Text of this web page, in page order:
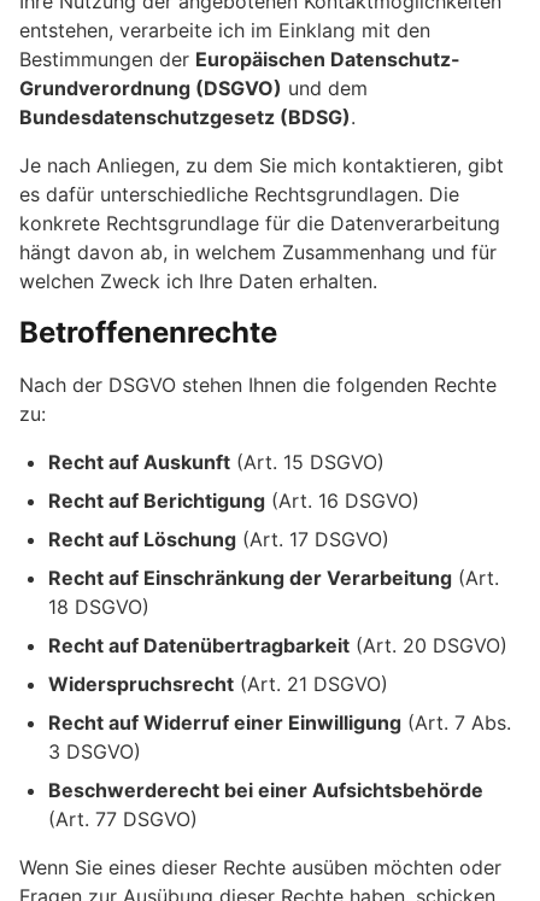
entstehen, verarbeite ich im Einklang mit den
Bestimmungen der Europäischen Datenschutz-
Grundverordnung (DSGVO) und dem
Bundesdatenschutzgesetz (BDSG).
Je nach Anliegen, zu dem Sie mich kontaktieren, gibt
es dafür unterschiedliche Rechtsgrundlagen. Die
konkrete Rechtsgrundlage für die Datenverarbeitung
hängt davon ab, in welchem Zusammenhang und für
welchen Zweck ich Ihre Daten erhalten.
Betroffenenrechte
Nach der DSGVO stehen Ihnen die folgenden Rechte
zu:
Recht auf Auskunft (Art. 15 DSGVO)
Recht auf Berichtigung (Art. 16 DSGVO)
Recht auf Löschung (Art. 17 DSGVO)
Recht auf Einschränkung der Verarbeitung (Art.
18 DSGVO)
Recht auf Datenübertragbarkeit (Art. 20 DSGVO)
Widerspruchsrecht (Art. 21 DSGVO)
Recht auf Widerruf einer Einwilligung (Art. 7 Abs.
3 DSGVO)
Beschwerderecht bei einer Aufsichtsbehörde
(Art. 77 DSGVO)
Wenn Sie eines dieser Rechte ausüben möchten oder
Fragen zur Ausübung dieser Rechte haben, schicken